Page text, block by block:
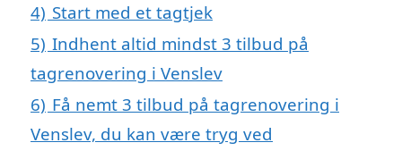
4) Start med et tagtjek
5) Indhent altid mindst 3 tilbud på
tagrenovering i Venslev
6) Få nemt 3 tilbud på tagrenovering i
Venslev, du kan være tryg ved